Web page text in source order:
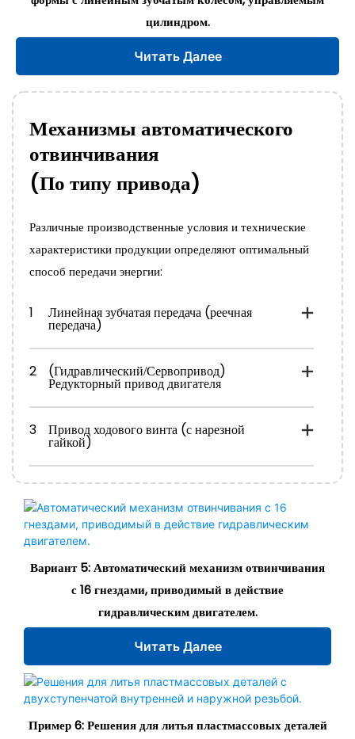
цилиндром.
Читать Далее
Механизмы автоматического
отвинчивания
(По типу привода)
Различные производственные условия и технические
характеристики продукции определяют оптимальный
способ передачи энергии:
1 Линейная зубчатая передача (реечная
передача)
2 (Гидравлический/Сервопривод)
Редукторный привод двигателя
3 Привод ходового винта (с нарезной
гайкой)
Вариант 5: Автоматический механизм отвинчивания
с 16 гнездами, приводимый в действие
гидравлическим двигателем.
Читать Далее
Пример 6: Решения для литья пластмассовых деталей